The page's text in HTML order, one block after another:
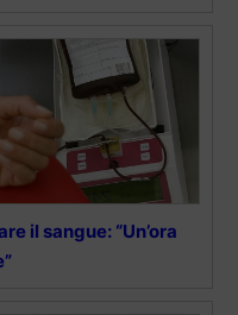
il sangue: “Un’ora